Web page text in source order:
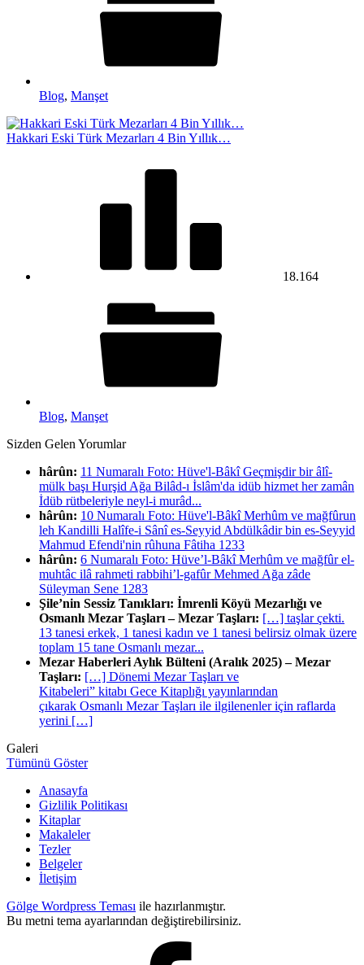
Blog, Manşet
Hakkari Eski Türk Mezarları 4 Bin Yıllık…
18.164
Blog, Manşet
Sizden Gelen Yorumlar
hârûn: 11 Numaralı Foto: Hüve'l-Bâkî Geçmişdir bir âlî-
mülk başı Hurşid Ağa Bilâd-ı İslâm'da idüb hizmet her zamân
İdüb rütbeleriyle neyl-i murâd...
hârûn: 10 Numaralı Foto: Hüve'l-Bâkî Merhûm ve mağfûrun
leh Kandilli Halîfe-i Sânî es-Seyyid Abdülkâdir bin es-Seyyid
Mahmud Efendi'nin rûhuna Fâtiha 1233
hârûn: 6 Numaralı Foto: Hüve’l-Bâkî Merhûm ve mağfûr el-
muhtâc ilâ rahmeti rabbihi’l-gafûr Mehmed Ağa zâde
Süleyman Sene 1283
Şile’nin Sessiz Tanıkları: İmrenli Köyü Mezarlığı ve
Osmanlı Mezar Taşları – Mezar Taşları: […] taşlar çekti.
13 tanesi erkek, 1 tanesi kadın ve 1 tanesi belirsiz olmak üzere
toplam 15 tane Osmanlı mezar...
Mezar Haberleri Aylık Bülteni (Aralık 2025) – Mezar
Taşları: […] Dönemi Mezar Taşları ve
Kitabeleri” kitabı Gece Kitaplığı yayınlarından
çıkarak Osmanlı Mezar Taşları ile ilgilenenler için raflarda
yerini […]
Galeri
Tümünü Göster
Anasayfa
Gizlilik Politikası
Kitaplar
Makaleler
Tezler
Belgeler
İletişim
Gölge Wordpress Teması ile hazırlanmıştır.
Bu metni tema ayarlarından değiştirebilirsiniz.